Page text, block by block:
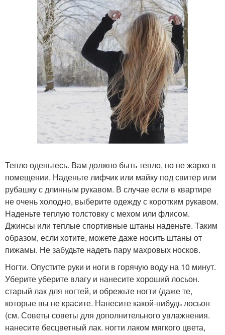
Тепло оденьтесь. Вам должно быть тепло, но не жарко в
помещении. Наденьте лифчик или майку под свитер или
рубашку с длинным рукавом. В случае если в квартире
не очень холодно, выберите одежду с коротким рукавом.
Наденьте теплую толстовку с мехом или флисом.
Джинсы или теплые спортивные штаны наденьте. Таким
образом, если хотите, можете даже носить штаны от
пижамы. Не забудьте надеть пару махровых носков.
Ногти. Опустите руки и ноги в горячую воду на 10 минут.
Уберите уберите влагу и нанесите хороший лосьон.
старый лак для ногтей, и обрежьте ногти (даже те,
которые вы не красите. Нанесите какой-нибудь лосьон
(см. Советы советы для дополнительного увлажнения.
нанесите бесцветный лак. ногти лаком мягкого цвета,